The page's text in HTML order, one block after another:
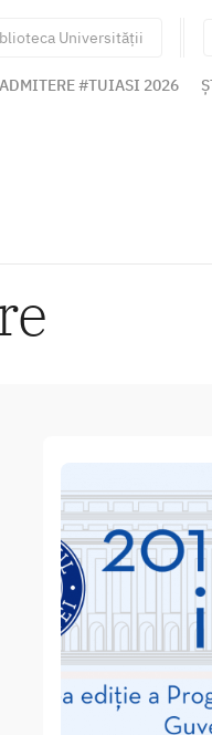
Universității
ADMITERE #TUIASI 2026